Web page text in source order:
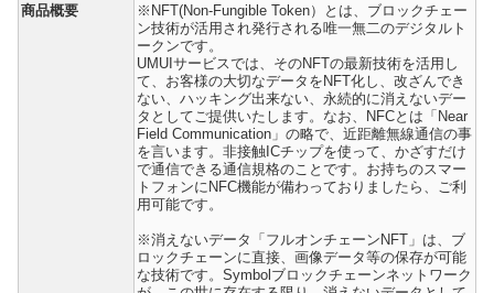
商品概要
※NFT(Non-Fungible Token）とは、ブロックチェー
ン技術が活用され発行される唯一無二のデジタルト
ークンです。
UMUIサービスでは、そのNFTの最新技術を活用し
て、お客様の大切なデータをNFT化し、改ざんでき
ない、ハッキング出来ない、永続的に消えないデー
タとしてご提供いたします。なお、NFCとは「Near
Field Communication」の略で、近距離無線通信の事
を言います。非接触ICチップを使って、かざすだけ
で通信できる通信規格のことです。お持ちのスマー
トフォンにNFC機能が備わっておりましたら、ご利
用可能です。
※消えないデータ「フルオンチェーンNFT」は、ブ
ロックチェーンに直接、画像データ等の保存が可能
な技術です。Symbolブロックチェーンネットワーク